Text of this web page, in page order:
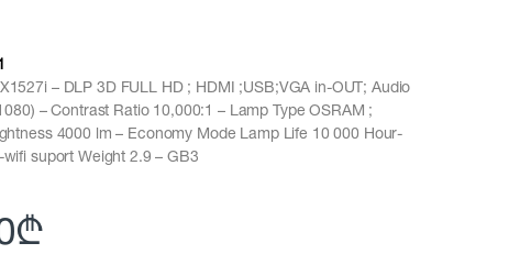
– DLP 3D FULL HD ; HDMI ;USB;VGA in-OUT; Audio
– Contrast Ratio 10,000:1 – Lamp Type OSRAM ;
4000 lm – Economy Mode Lamp Life 10 000 Hour-
suport Weight 2.9 – GB3
₾